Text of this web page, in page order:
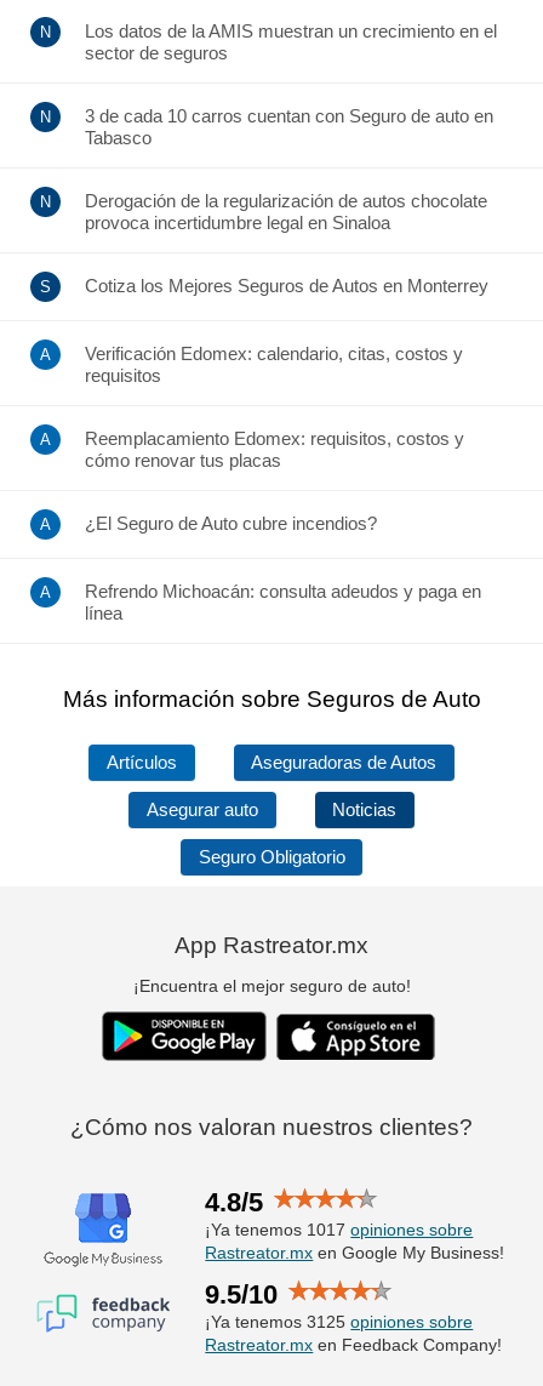
Los datos de la AMIS muestran un crecimiento en el
sector de seguros
3 de cada 10 carros cuentan con Seguro de auto en
Tabasco
Derogación de la regularización de autos chocolate
provoca incertidumbre legal en Sinaloa
Cotiza los Mejores Seguros de Autos en Monterrey
Verificación Edomex: calendario, citas, costos y
requisitos
Reemplacamiento Edomex: requisitos, costos y
cómo renovar tus placas
¿El Seguro de Auto cubre incendios?
Refrendo Michoacán: consulta adeudos y paga en
línea
Más información sobre Seguros de Auto
Artículos Aseguradoras de Autos
Asegurar auto Noticias
Seguro Obligatorio
App Rastreator.mx
¡Encuentra el mejor seguro de auto!
¿Cómo nos valoran nuestros clientes?
4.8/5
¡Ya tenemos 1017opiniones sobre
Rastreator.mx en Google My Business!
9.5/10
¡Ya tenemos 3125opiniones sobre
Rastreator.mx en Feedback Company!